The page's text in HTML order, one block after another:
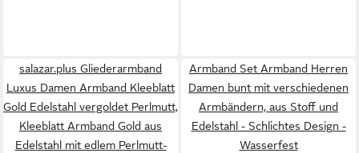
salazar.plus Gliederarmband
Luxus Damen Armband Kleeblatt
Gold Edelstahl vergoldet Perlmutt,
Kleeblatt Armband Gold aus
Edelstahl mit edlem Perlmutt-
Armband Set Armband Herren
Damen bunt mit verschiedenen
Armbändern, aus Stoff und
Edelstahl - Schlichtes Design -
Wasserfest